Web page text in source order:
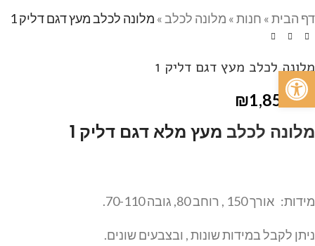
דף הבית» חנות» מלונה לכלב» מלונה לכלב מעץ דגם דליק 1
מלונה לכלב מעץ דגם דליק 1
₪1,850.00
מלונה לכלב מעץ מלא דגם דליק 1
מידות: אורך 150 , רוחב 80, גובה 70-110.
ניתן לקבל במידות שונות , ובצבעים שונים.
פתח סרגל נגישות